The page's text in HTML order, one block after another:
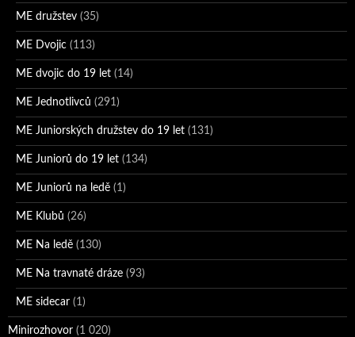
ME družstev (35)
ME Dvojic (113)
ME dvojic do 19 let (14)
ME Jednotlivců (291)
ME Juniorských družstev do 19 let (131)
ME Juniorů do 19 let (134)
ME Juniorů na ledě (1)
ME Klubů (26)
ME Na ledě (130)
ME Na travnaté dráze (93)
ME sidecar (1)
Minirozhovor (1 020)